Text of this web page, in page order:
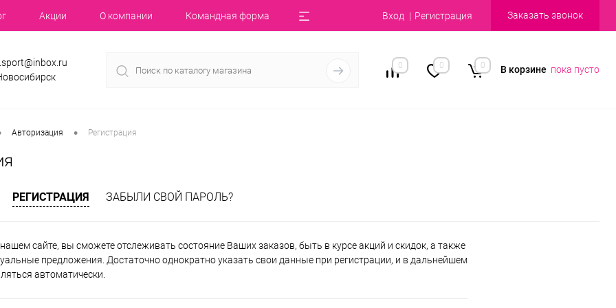
Акции О компании Командная форма Вход Регистрация Заказать звонок
0 0 0 В корзине пока пусто
Авторизация • Регистрация
РЕГИСТРАЦИЯ ЗАБЫЛИ СВОЙ ПАРОЛЬ?
сайте, вы сможете отслеживать состояние Ваших заказов, быть в курсе акций и скидок, а также
предложения. Достаточно однократно указать свои данные при регистрации, и в дальнейшем
автоматически.